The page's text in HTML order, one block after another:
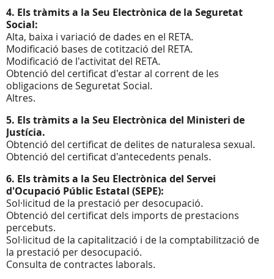
4. Els tràmits a la Seu Electrònica de la Seguretat
Social:
Alta, baixa i variació de dades en el RETA.
Modificació bases de cotització del RETA.
Modificació de l'activitat del RETA.
Obtenció del certificat d'estar al corrent de les
obligacions de Seguretat Social.
Altres.
5. Els tràmits a la Seu Electrònica del Ministeri de
Justícia.
Obtenció del certificat de delites de naturalesa sexual.
Obtenció del certificat d'antecedents penals.
6. Els tràmits a la Seu Electrònica del Servei
d'Ocupació Públic Estatal (SEPE):
Sol·licitud de la prestació per desocupació.
Obtenció del certificat dels imports de prestacions
percebuts.
Sol·licitud de la capitalització i de la comptabilització de
la prestació per desocupació.
Consulta de contractes laborals.